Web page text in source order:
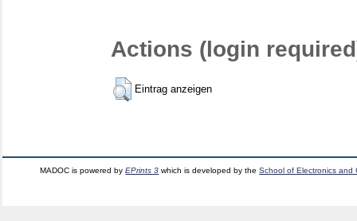
Actions (login
Eintrag anzeigen
MADOC is powered byEPrints 3 which is developed by theSchool of Electronics and